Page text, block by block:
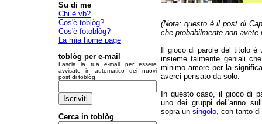
Su di me
Chi è vb?
Cos'è toblòg?
Cos'è fotoblòg?
La mia home page
toblòg per e-mail
Lascia la tua e-mail per essere
avvisato in automatico dei nuovi
post di toblòg.
Cerca in toblòg
(Nota: questo è il post di
che probabilmente non
Il gioco di parole del titolo
insieme talmente geniali
minimo amore per la
averci pensato da solo.
In questo caso, il gioco di
uno dei gruppi dell'anno
sopra un singolo, con tanto